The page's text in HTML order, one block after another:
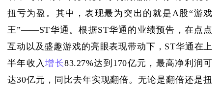
扭亏为盈。其中，表现最为突出的就是A股“游戏
王”——ST华通。根据ST华通的业绩预告，在点点
互动以及盛趣游戏的亮眼表现带动下，ST华通在上
半年收入增长83.27%达到170亿元，最高净利润可
达30亿元，同比去年实现翻倍。无论是翻倍还是扭